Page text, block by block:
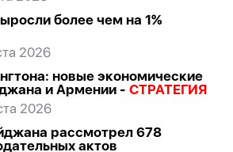
более чем на 1%
2026
новые экономические
и Армении - СТРАТЕГИЯ
2026
рассмотрел 678
актов